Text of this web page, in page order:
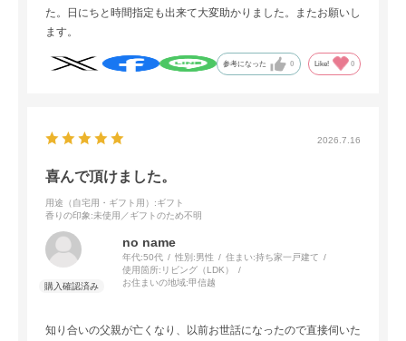
た。日にちと時間指定も出来て大変助かりました。またお願いし
ます。
参考になった 0 Like! 0
2026.7.16
喜んで頂けました。
用途（自宅用・ギフト用）
:ギフト
香りの印象:未使用／ギフトのため不明
no name
年代:50代 性別:男性 住まい:持ち家一戸建て
使用箇所: リビング（LDK）
お住まいの地域:甲信越
知り合いの父親が亡くなり、以前お世話になったので直接伺いた